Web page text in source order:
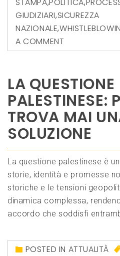
STAMPA,POLITICA,
GIUDIZIARI,SICUREZZA
NAZIONALE,
A COMMENT
LA QUESTIONE
PALESTINESE:
TROVA MAI
SOLUZIONE
La questione palestinese è
storie, identità e promesse
storiche e le tensioni
dinamica complessa,
accordo che soddisfi
POSTED IN ATTUALITÀ